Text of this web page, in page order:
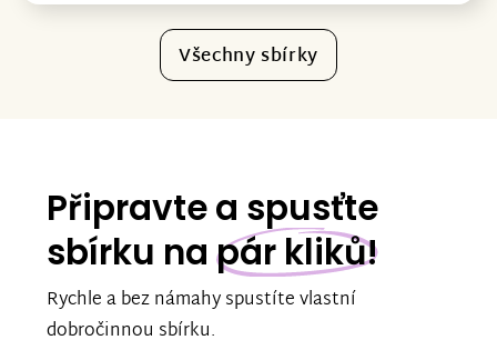
Všechny sbírky
Připravte a spusťte
sbírku na pár kliků!
Rychle a bez námahy spustíte vlastní
dobročinnou sbírku.